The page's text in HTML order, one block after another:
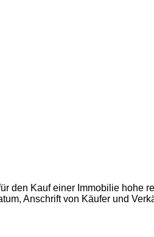
den Kauf einer Immobilie hohe
Anschrift von Käufer und